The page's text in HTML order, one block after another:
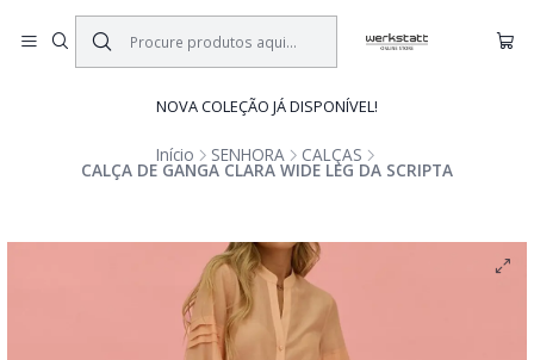
NOVA COLEÇÃO JÁ DISPONÍVEL!
Início SENHORA CALÇAS
CALÇA DE GANGA CLARA WIDE LEG DA SCRIPTA